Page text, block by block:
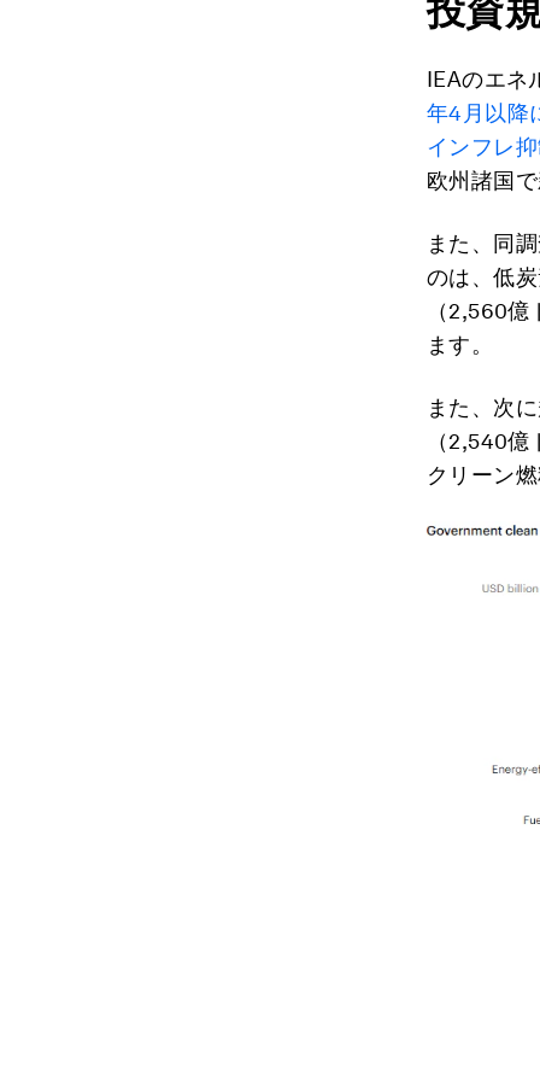
投資
IEAのエネ
年4月以降
インフレ
欧州諸国
また、同
のは、低
（2,560
ます。
また、次
（2,540
クリーン